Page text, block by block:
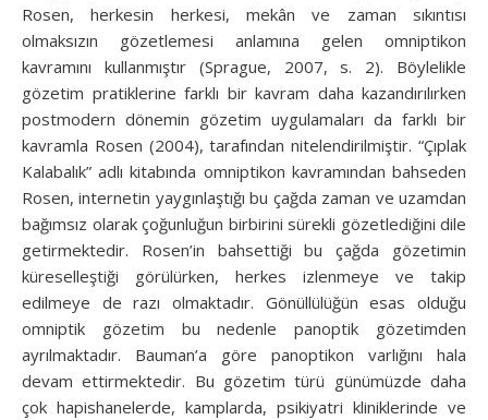
Rosen, herkesin herkesi, mekân ve zaman sıkıntısı
olmaksızın gözetlemesi anlamına gelen omniptikon
kavramını kullanmıştır (Sprague, 2007, s. 2). Böylelikle
gözetim pratiklerine farklı bir kavram daha kazandırılırken
postmodern dönemin gözetim uygulamaları da farklı bir
kavramla Rosen (2004), tarafından nitelendirilmiştir. “Çıplak
Kalabalık” adlı kitabında omniptikon kavramından bahseden
Rosen, internetin yaygınlaştığı bu çağda zaman ve uzamdan
bağımsız olarak çoğunluğun birbirini sürekli gözetlediğini dile
getirmektedir. Rosen’in bahsettiği bu çağda gözetimin
küreselleştiği görülürken, herkes izlenmeye ve takip
edilmeye de razı olmaktadır. Gönüllülüğün esas olduğu
omniptik gözetim bu nedenle panoptik gözetimden
ayrılmaktadır. Bauman’a göre panoptikon varlığını hala
devam ettirmektedir. Bu gözetim türü günümüzde daha
çok hapishanelerde, kamplarda, psikiyatri kliniklerinde ve